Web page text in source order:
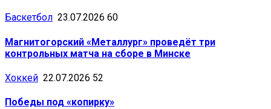
Баскетбол 23.07.2026 60
Магнитогорский «Металлург» проведёт три
контрольных матча на сборе в Минске
Хоккей 22.07.2026 52
Победы под «копирку»